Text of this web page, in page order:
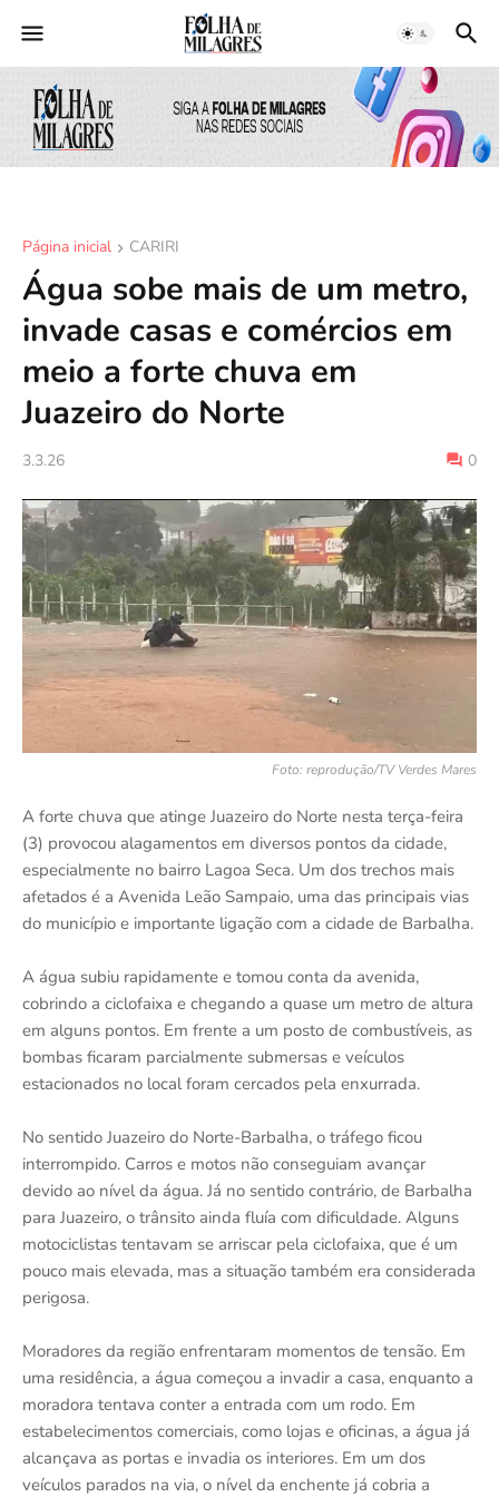
Página inicial CARIRI
Água sobe mais de um metro,
invade casas e comércios em
meio a forte chuva em
Juazeiro do Norte
3.3.26 0
Foto: reprodução/TV Verdes Mares
A forte chuva que atinge Juazeiro do Norte nesta terça-feira
(3) provocou alagamentos em diversos pontos da cidade,
especialmente no bairro Lagoa Seca. Um dos trechos mais
afetados é a Avenida Leão Sampaio, uma das principais vias
do município e importante ligação com a cidade de Barbalha.
A água subiu rapidamente e tomou conta da avenida,
cobrindo a ciclofaixa e chegando a quase um metro de altura
em alguns pontos. Em frente a um posto de combustíveis, as
bombas ficaram parcialmente submersas e veículos
estacionados no local foram cercados pela enxurrada.
No sentido Juazeiro do Norte-Barbalha, o tráfego ficou
interrompido. Carros e motos não conseguiam avançar
devido ao nível da água. Já no sentido contrário, de Barbalha
para Juazeiro, o trânsito ainda fluía com dificuldade. Alguns
motociclistas tentavam se arriscar pela ciclofaixa, que é um
pouco mais elevada, mas a situação também era considerada
perigosa.
Moradores da região enfrentaram momentos de tensão. Em
uma residência, a água começou a invadir a casa, enquanto a
moradora tentava conter a entrada com um rodo. Em
estabelecimentos comerciais, como lojas e oficinas, a água já
alcançava as portas e invadia os interiores. Em um dos
veículos parados na via, o nível da enchente já cobria a